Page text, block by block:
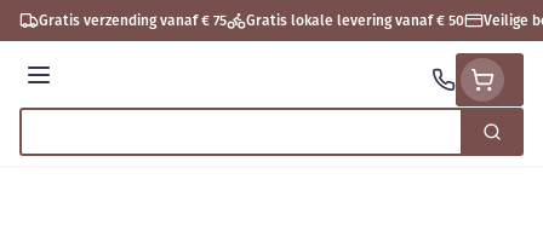
Ga naar de inhoud
Gratis verzending vanaf € 75 Gratis lokale levering vanaf € 50 Veilige
Menu
Zoek